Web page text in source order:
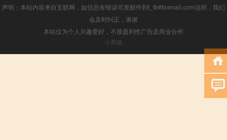
声明：本站内容来自互联网，如信息有错误可发邮件到f_fb#foxmail.com说明，我们
会及时纠正，谢谢
本站仅为个人兴趣爱好，不接盈利性广告及商业合作
小男孩